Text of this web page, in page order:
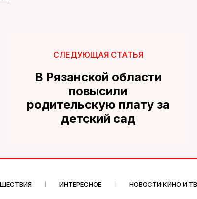
СЛЕДУЮЩАЯ СТАТЬЯ
В Рязанской области
повысили
родительскую плату за
детский сад
ИНТЕРЕСНОЕ НОВОСТИ КИНО И ТВ